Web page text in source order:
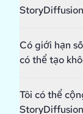
Có giới hạn
có thể tạo
Tôi có thể